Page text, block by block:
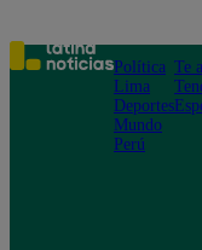
Política
Lima
Deportes
Mundo
Perú
Te